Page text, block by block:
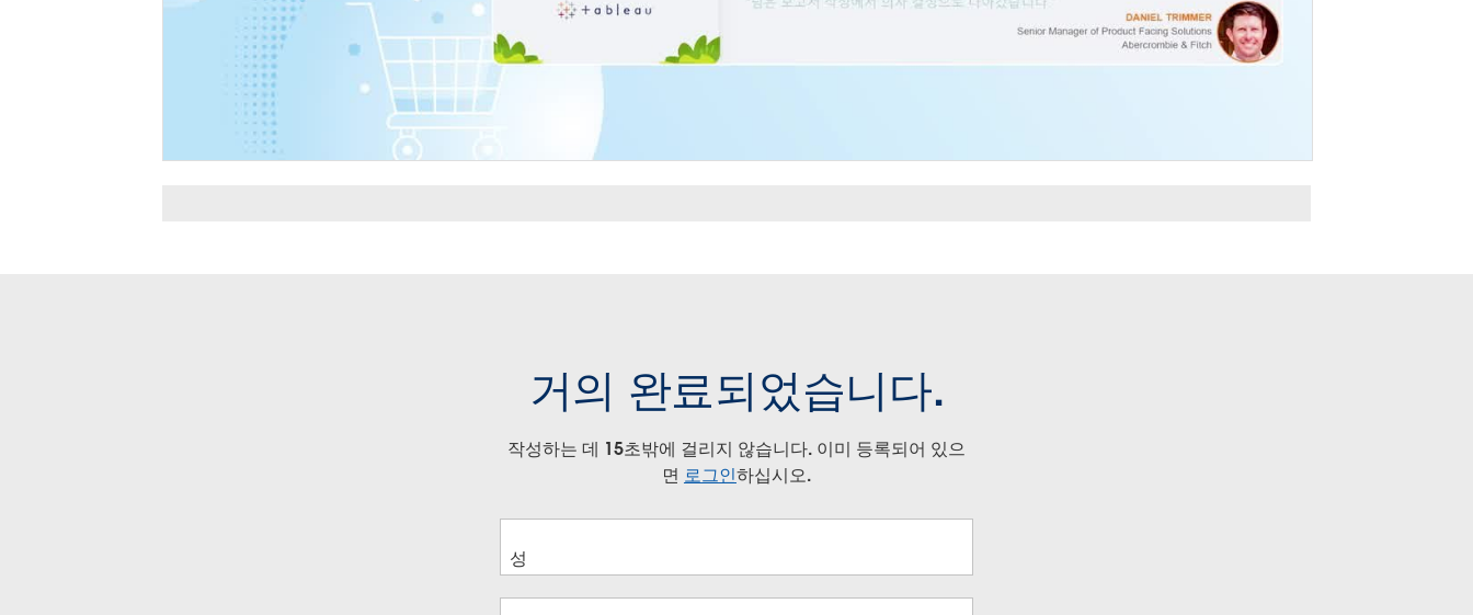
거의 완료되었습니다.
작성하는 데 15초밖에 걸리지 않습니다. 이미 등록되어 있으
면 로그인하십시오.